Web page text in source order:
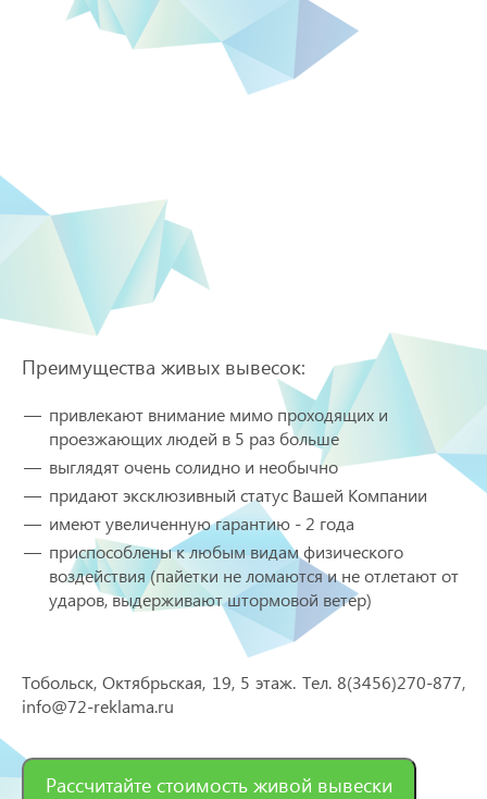
Преимущества живых вывесок:
привлекают внимание мимо проходящих и
проезжающих людей в 5 раз больше
выглядят очень солидно и необычно
придают эксклюзивный статус Вашей Компании
имеют увеличенную гарантию - 2 года
приспособлены к любым видам физического
воздействия (пайетки не ломаются и не отлетают от
ударов, выдерживают штормовой ветер)
Тобольск, Октябрьская, 19, 5 этаж. Тел. 8(3456)270-877,
info@72-reklama.ru
Рассчитайте стоимость живой вывески